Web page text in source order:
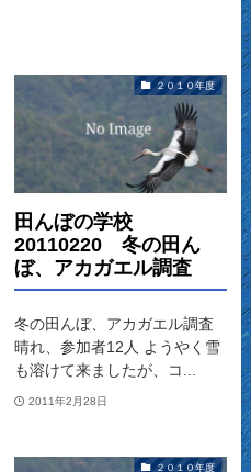
２０１０年度
田んぼの学校
20110220 冬の田ん
ぼ、アカガエル調査
冬の田んぼ、アカガエル調査
晴れ、参加者12人 ようやく雪
も溶けて来ましたが、コ...
2011年2月28日
２０１０年度